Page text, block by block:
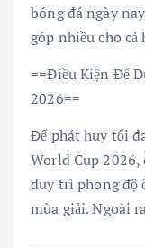
bóng đá ngày
góp nhiều cho
==Điều Kiện Để
2026==
Để phát huy tối
World Cup
duy trì phong độ
mùa giải. Ngoài